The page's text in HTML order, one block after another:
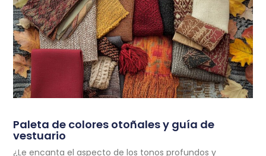
Paleta de colores otoñales y guía de
vestuario
¿Le encanta el aspecto de los tonos profundos y